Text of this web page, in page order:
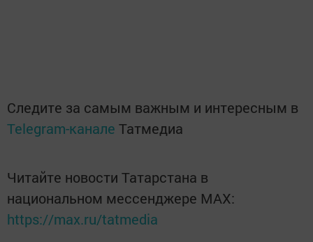
Следите за самым важным и интересным в
Telegram-канале Татмедиа
Читайте новости Татарстана в
национальном мессенджере MАХ:
https://max.ru/tatmedia